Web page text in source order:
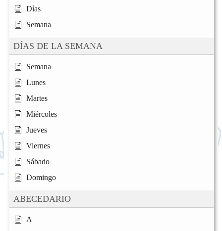
Días
Semana
DÍAS DE LA SEMANA
Semana
Lunes
Martes
Miércoles
Jueves
Viernes
Sábado
Domingo
ABECEDARIO
A